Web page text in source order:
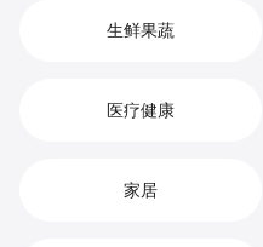
生鲜果蔬
医疗健康
家居